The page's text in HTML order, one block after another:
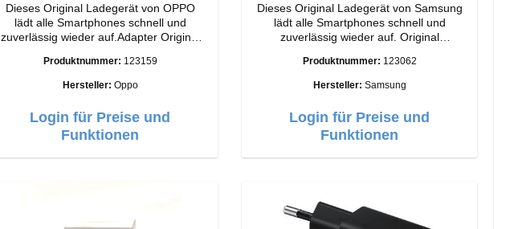
Dieses Original Ladegerät von OPPO
lädt alle Smartphones schnell und
zuverlässig wieder auf.Adapter Original
Anschlüsse: USB-A Output: 10W Farbe:
Weiss
Produktnummer: 123159
Hersteller: Oppo
Login für Preise und
Funktionen
Dieses Original Ladegerät von Samsung
lädt alle Smartphones schnell und
zuverlässig wieder auf. Original
VerarbeitungAnschlüss: USB-C Output:
USB-C: 45W Farbe: Schwarz
Produktnummer: 123062
Hersteller: Samsung
Login für Preise und
Funktionen